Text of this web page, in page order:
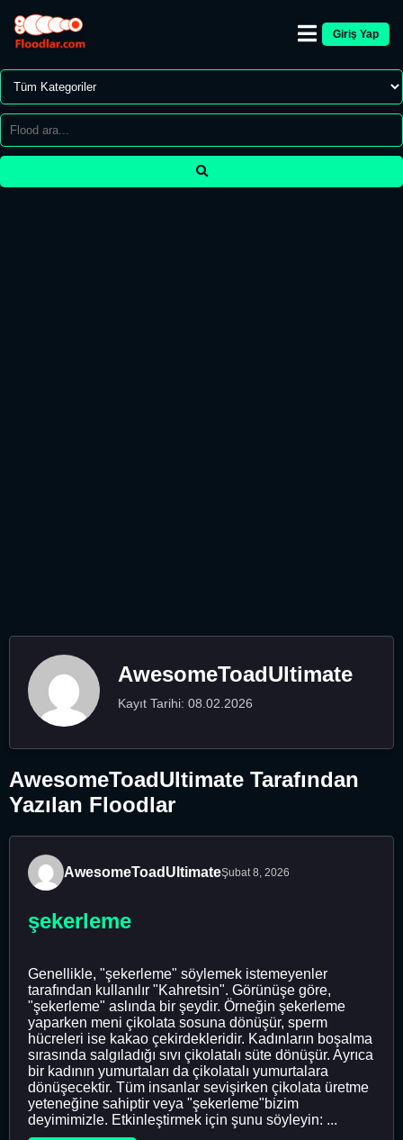
Giriş Yap
AwesomeToadUltimate
Kayıt Tarihi: 08.02.2026
AwesomeToadUltimate Tarafından
Yazılan Floodlar
AwesomeToadUltimateŞubat 8, 2026
şekerleme
Genellikle, "şekerleme" söylemek istemeyenler
tarafından kullanılır "Kahretsin". Görünüşe göre,
"şekerleme" aslında bir şeydir. Örneğin şekerleme
yaparken meni çikolata sosuna dönüşür, sperm
hücreleri ise kakao çekirdekleridir. Kadınların boşalma
sırasında salgıladığı sıvı çikolatalı süte dönüşür. Ayrıca
bir kadının yumurtaları da çikolatalı yumurtalara
dönüşecektir. Tüm insanlar sevişirken çikolata üretme
yeteneğine sahiptir veya "şekerleme"bizim
deyimimizle. Etkinleştirmek için şunu söyleyin: ...